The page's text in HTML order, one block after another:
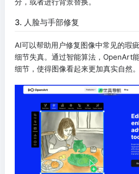
3. 人脸与手部修复
AI可以帮助用户修复图像中常见的瑕
细节失真。通过智能算法，OpenArt
细节，使得图像看起来更加真实自然。